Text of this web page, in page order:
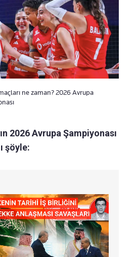
ne zaman? 2026 Avrupa
2026 Avrupa Şampiyonası
şöyle: